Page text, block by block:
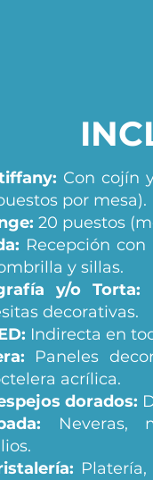
Con cojín
por mesa).
20 puestos
Recepción con
y sillas.
y/o Torta:
decorativas.
Indirecta en
Paneles
acrílica.
dorados:
Neveras,